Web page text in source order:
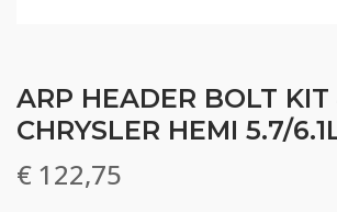
ARP HEADER BOLT KIT
CHRYSLER HEMI 5.7/
€ 122,75